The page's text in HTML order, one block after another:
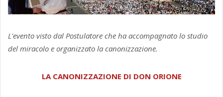
L'evento visto dal Postulatore che ha accompagnato lo studio
del miracolo e organizzato la canonizzazione.
LA CANONIZZAZIONE DI DON ORIONE